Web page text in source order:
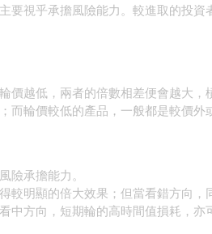
要視乎承擔風險能力。較進取的投資
越低，兩者的倍數相差便會越大，
輪價較低的產品，一般都是較價外
險承擔能力。
明顯的倍大效果；但當看錯方向，
中方向，短期輪的高時間值損耗，亦